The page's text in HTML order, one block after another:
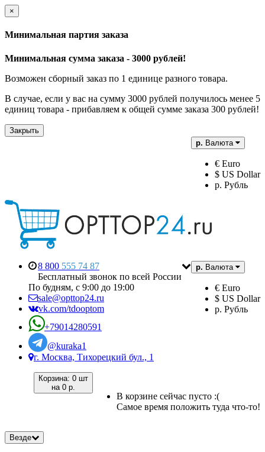
×
Минимальная партия заказа
Минимальная сумма заказа - 3000 рублей!
Возможен сборный заказ по 1 единице разного товара.
В случае, если у вас на сумму 3000 рублей получилось менее 5
единиц товара - прибавляем к общей сумме заказа 300 рублей!
Закрыть
р. Валюта
€ Euro
$ US Dollar
р. Рубль
р. Валюта
€ Euro
$ US Dollar
р. Рубль
8 800 555 74 87
Бесплатный звонок по всей России
По будням, с 9:00 до 19:00
sale@opttop24.ru
vk.com/tdooptom
+79014280591
@kuraka1
г. Москва, Тихорецкий бул., 1
Корзина: 0 шт
на 0 р.
В корзине сейчас пусто :(
Самое время положить туда что-то!
Везде